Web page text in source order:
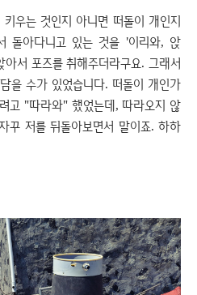
우는 것인지 아니면 떠돌이 개인지
돌아다니고 있는 것을 '이리와, 앉
서 포즈를 취해주더라구요. 그래서
을 수가 있었습니다. 떠돌이 개인가
고 "따라와" 했었는데, 따라오지 않
꾸 저를 뒤돌아보면서 말이죠. 하하